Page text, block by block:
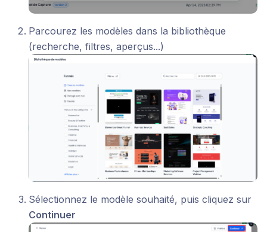
Parcourez les modèles dans la bibliothèque
(recherche, filtres, aperçus...)
Sélectionnez le modèle souhaité, puis cliquez sur
Continuer